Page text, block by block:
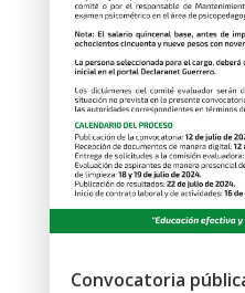
Convocatoria